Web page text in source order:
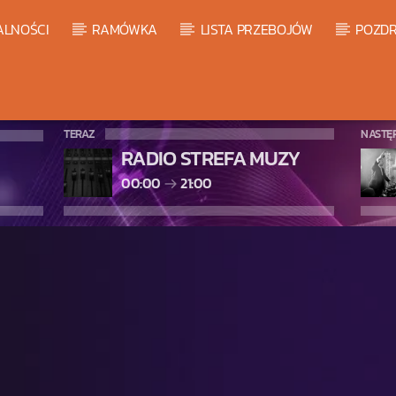
RAMÓWKA LISTA PRZEBOJÓW
TERAZ
RADIO STREFA MUZY
00:00 21:00